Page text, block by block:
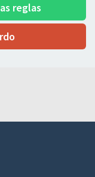
reglas